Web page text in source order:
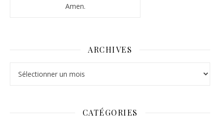
Amen.
ARCHIVES
CATÉGORIES